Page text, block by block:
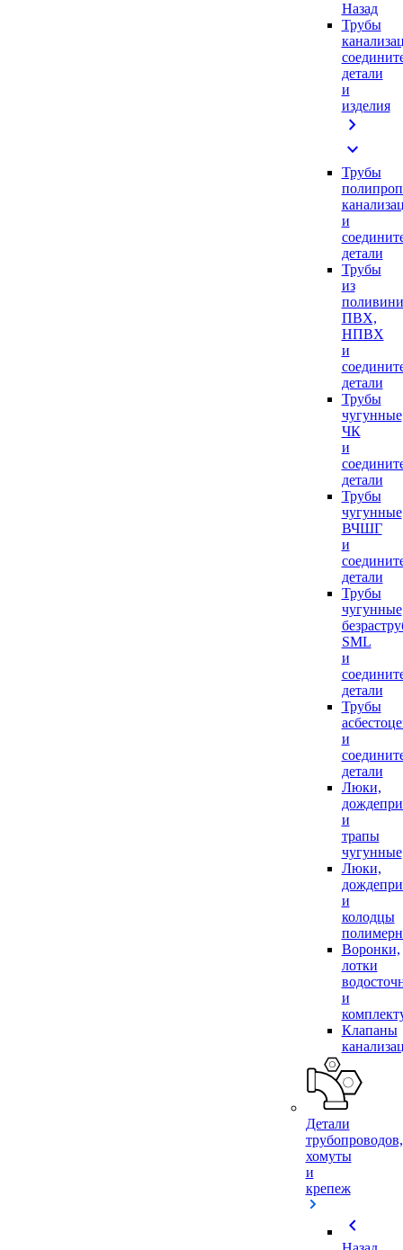
Назад
Трубы
детали
и
изделия
chevron_right
expand_more
Трубы
и
детали
Трубы
из
ПВХ,
НПВХ
и
детали
Трубы
чугунные
ЧК
и
детали
Трубы
чугунные
ВЧШГ
и
детали
Трубы
чугунные
SML
и
детали
Трубы
и
детали
Люки,
и
трапы
чугунные
Люки,
и
колодцы
Воронки,
лотки
и
Клапаны
Детали
трубопроводов,
хомуты
и
крепеж
chevron_left